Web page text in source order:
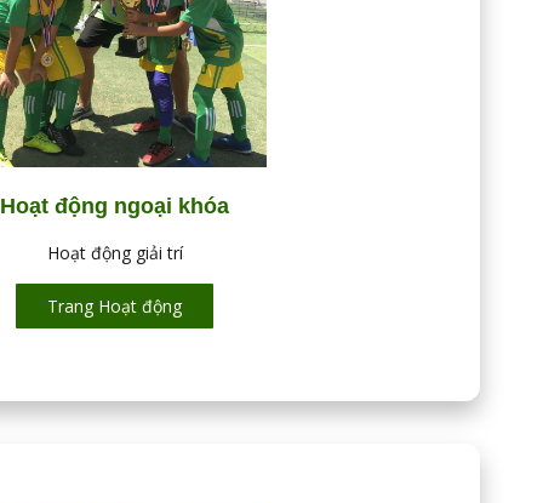
Hoạt động ngoại khóa
Hoạt động giải trí
Trang Hoạt động